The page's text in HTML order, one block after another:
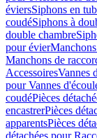
éviersSiphons en
coudéSiphons à
double chambre
pour évier
Manchons de
AccessoiresVannes
pour Vannes
coudéPièces
encastrerPièces
apparentsPièces
détachées pour